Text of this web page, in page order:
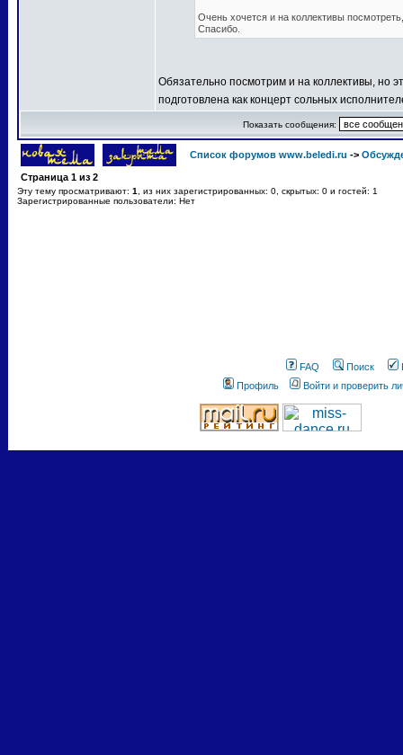
Очень хочется и на коллективы
Спасибо.
Обязательно посмотрим и на коллективы, но
подготовлена как концерт сольных
Показать сообщения:
Список форумов www.beledi.ru ->
Страница 1 из 2
Эту тему просматривают: 1
, из них зарегистрированных: 0, скрытых: 0 и гостей: 1
Зарегистрированные пользователи: Нет
FAQ Поиск
Профиль
Войти и проверить